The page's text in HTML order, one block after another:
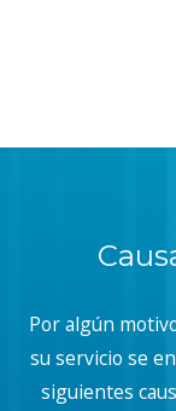
Por algún
su servicio se
siguientes